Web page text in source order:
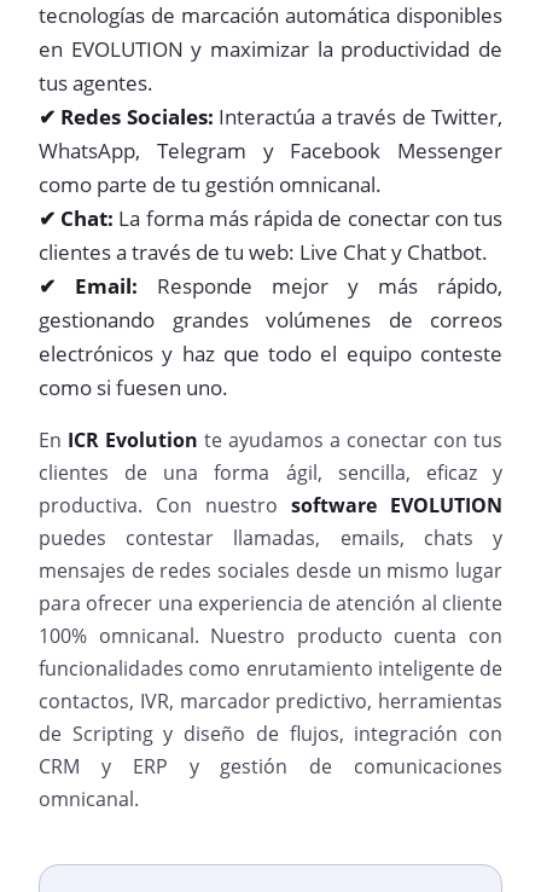
tecnologías de marcación automática disponibles
en EVOLUTION y maximizar la productividad de
tus agentes.
✔ Redes Sociales: Interactúa a través de Twitter,
WhatsApp, Telegram y Facebook Messenger
como parte de tu gestión omnicanal.
✔ Chat: La forma más rápida de conectar con tus
clientes a través de tu web: Live Chat y Chatbot.
✔ Email: Responde mejor y más rápido,
gestionando grandes volúmenes de correos
electrónicos y haz que todo el equipo conteste
como si fuesen uno.
En ICR Evolution te ayudamos a conectar con tus
clientes de una forma ágil, sencilla, eficaz y
productiva. Con nuestro software EVOLUTION
puedes contestar llamadas, emails, chats y
mensajes de redes sociales desde un mismo lugar
para ofrecer una experiencia de atención al cliente
100% omnicanal. Nuestro producto cuenta con
funcionalidades como enrutamiento inteligente de
contactos, IVR, marcador predictivo, herramientas
de Scripting y diseño de flujos, integración con
CRM y ERP y gestión de comunicaciones
omnicanal.